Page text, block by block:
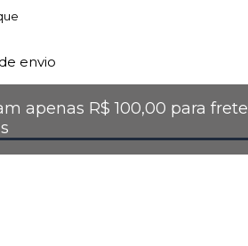
envio
apenas R$ 100,00 para frete